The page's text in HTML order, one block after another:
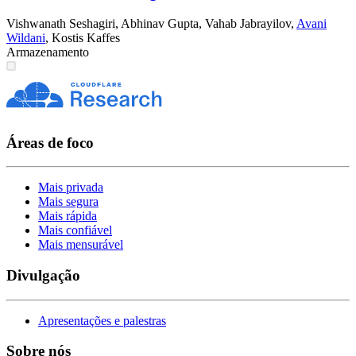
Vishwanath Seshagiri, Abhinav Gupta, Vahab Jabrayilov, Avani
Wildani, Kostis Kaffes
Armazenamento
Áreas de foco
Mais privada
Mais segura
Mais rápida
Mais confiável
Mais mensurável
Divulgação
Apresentações e palestras
Sobre nós